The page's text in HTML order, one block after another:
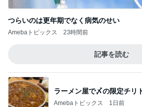
つらいのは更年期でなく病気のせい
Amebaトピックス 23時間前
記事を読む
ラーメン屋で〆の限定チリ
Amebaトピックス 1日前